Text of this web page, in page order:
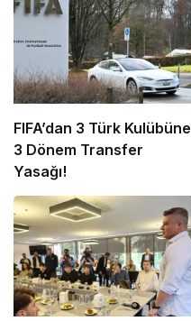
FIFA’dan 3 Türk Kulübüne
3 Dönem Transfer
Yasağı!